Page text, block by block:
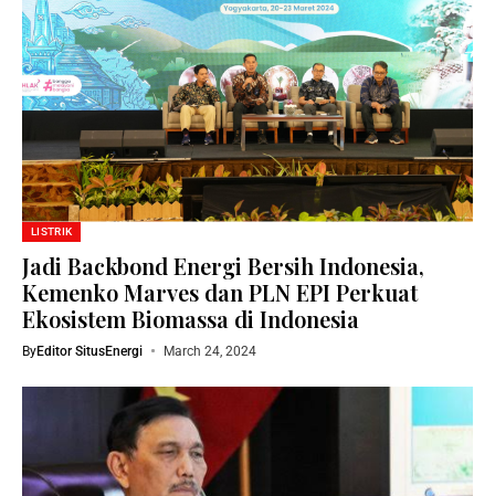
LISTRIK
Jadi Backbond Energi Bersih Indonesia,
Kemenko Marves dan PLN EPI Perkuat
Ekosistem Biomassa di Indonesia
ByEditor SitusEnergi March 24, 2024